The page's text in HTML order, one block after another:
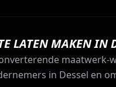
LATEN MAKEN IN
maatwerk-
in Dessel en